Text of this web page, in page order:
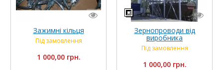
Зажимні кільця
Під замовлення
1 000,00 грн.
Зернопроводи від
виробника
Під замовлення
1 000,00 грн.